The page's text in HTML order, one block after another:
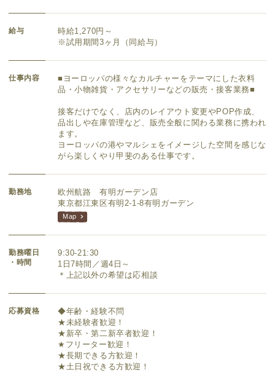
給与
時給1,270円～
※試用期間3ヶ月（同給与）
仕事内容
■ヨーロッパの様々なカルチャーをテーマにした衣料
品・小物雑貨・アクセサリーなどの販売・接客業務■
接客だけでなく、店内のレイアウト変更やPOP作成、
品出しや在庫管理など、販売全般に関わる業務に携われ
ます。
ヨーロッパの港やマルシェをイメージした空間を感じな
がら楽しくやり甲斐のある仕事です。
勤務地
欧州航路 有明ガーデン店
東京都江東区有明2-1-8有明ガーデン
Map
勤務曜日
・時間
9:30-21:30
1日7時間／週4日～
＊上記以外の希望は応相談
応募資格
◆年齢・経験不問
★未経験者歓迎！
★新卒・第二新卒者歓迎！
★フリーター歓迎！
★長期できる方歓迎！
★土日祝できる方歓迎！